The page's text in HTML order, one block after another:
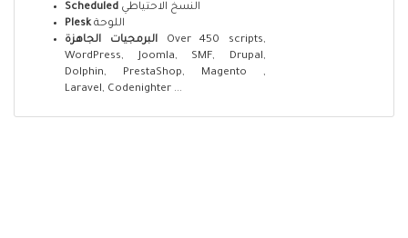
Scheduled النسخ الاحتياطي
Plesk اللوحة
البرمجيات الجاهزةOver 450 scripts,
WordPress, Joomla, SMF, Drupal,
Dolphin, PrestaShop, Magento ,
Laravel, Codenighter ...